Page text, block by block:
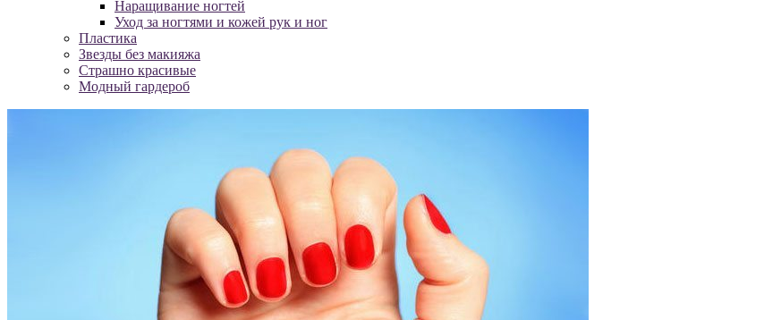
Наращивание ногтей
Уход за ногтями и кожей рук и ног
Пластика
Звезды без макияжа
Страшно красивые
Модный гардероб